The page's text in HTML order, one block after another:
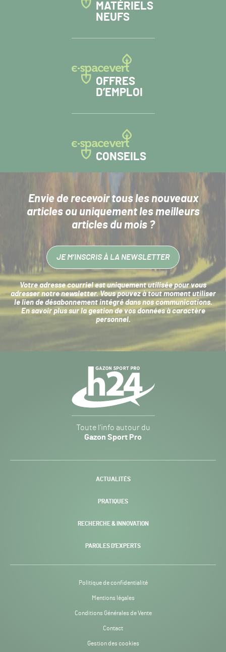
MATÉRIELS
NEUFS
OFFRES
D’EMPLOI
CONSEILS
Envie de recevoir tous les nouveaux
articlesou uniquement les meilleurs
articles du mois ?
JE M’INSCRIS À LA NEWSLETTER
Votre adresse courriel est uniquement utilisée pour vous
adresser notre newsletter. Vous pouvez à tout moment utiliser
le lien de désabonnement intégré dans nos communications.
En savoir plus sur la gestion de vos données à caractère
personnel.
Sport
Pro
-
Toute l’info autour du
Gazon Sport Pro
ACTUALITÉS
PRATIQUES
RECHERCHE & INNOVATION
PAROLES D’EXPERTS
Politique de confidentialité
Mentions légales
Conditions Générales de Vente
Contact
Gestion des cookies